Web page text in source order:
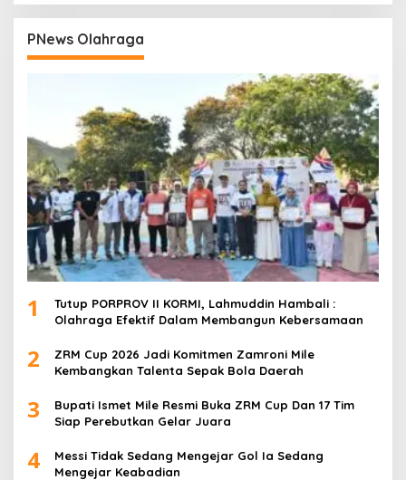
PNews Olahraga
1
Tutup PORPROV II KORMI, Lahmuddin Hambali :
Olahraga Efektif Dalam Membangun Kebersamaan
2
ZRM Cup 2026 Jadi Komitmen Zamroni Mile
Kembangkan Talenta Sepak Bola Daerah
3
Bupati Ismet Mile Resmi Buka ZRM Cup Dan 17 Tim
Siap Perebutkan Gelar Juara
4
Messi Tidak Sedang Mengejar Gol Ia Sedang
Mengejar Keabadian